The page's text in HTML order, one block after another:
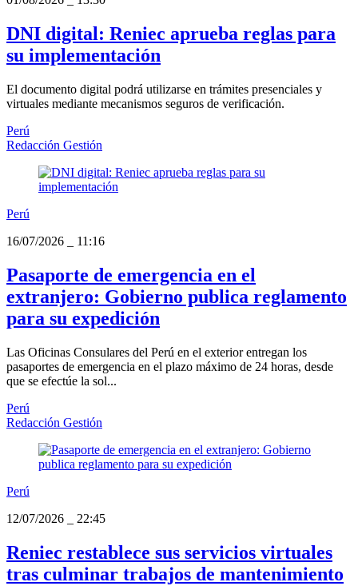
DNI digital: Reniec aprueba reglas para
su implementación
El documento digital podrá utilizarse en trámites presenciales y
virtuales mediante mecanismos seguros de verificación.
Perú
Redacción Gestión
Perú
16/07/2026
11:16
Pasaporte de emergencia en el
extranjero: Gobierno publica reglamento
para su expedición
Las Oficinas Consulares del Perú en el exterior entregan los
pasaportes de emergencia en el plazo máximo de 24 horas, desde
que se efectúe la sol...
Perú
Redacción Gestión
Perú
12/07/2026
22:45
Reniec restablece sus servicios virtuales
tras culminar trabajos de mantenimiento